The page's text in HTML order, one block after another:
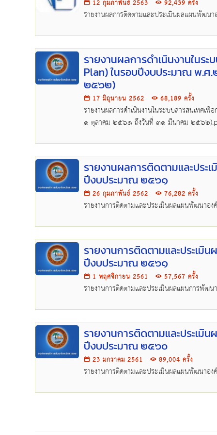
12 กุมภาพันธ์ 2563 92,439 ครั้ง
รายงานผลการติดตามและประเมินผลแผนพัฒ
รายงานผลการดำเนินงานในร
Plan) ในรอบปีงบประมาณ พ.
๒๕๖๒)
17 มิถุนายน 2562 68,189 ครั้ง
รายงานผลการดำเนินงานในระบบสารสนเทศเพื่อ
๑ ตุลาคม ๒๕๖๑ ถึงวันที่ ๓๑ มีนาคม ๒๕๖๒
รายงานผลการติดตามและประ
ปีงบประมาณ ๒๕๖๑
26 กุมภาพันธ์ 2562 76,282 ครั้ง
รายงานการติดตามและประเมินผลแผนพัฒนา
รายงานการติดตามและประเมิ
ปีงบประมาณ ๒๕๖๑
1 พฤศจิกายน 2561 57,567 ครั้ง
รายงานการติดตามและประเมินผลแผนการพั
รายงานการติดตามและประเมิ
ปีงบประมาณ ๒๕๖๐
23 มกราคม 2561 89,004 ครั้ง
รายงานการติดตามและประเมินผลแผนพัฒนา